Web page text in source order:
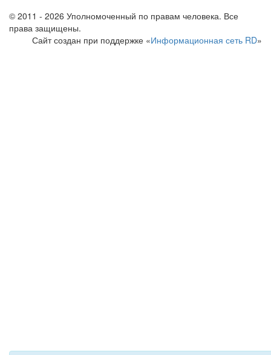
© 2011 - 2026 Уполномоченный по правам человека. Все
права защищены.
Сайт создан при поддержке «Информационная сеть RD»